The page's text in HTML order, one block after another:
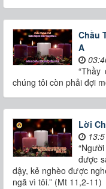
Chầu
A
chúng tôi còn phải đợi
Lời
được
dậy, kẻ nghèo được
ngã vì tôi.” (Mt 11,2-11)